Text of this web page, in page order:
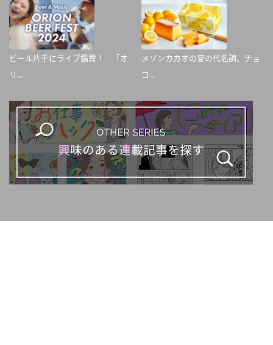
ビール片手にライブ鑑賞！ 「オ
リ...
メゾンカカオの夏の代名詞、チョ
コ...